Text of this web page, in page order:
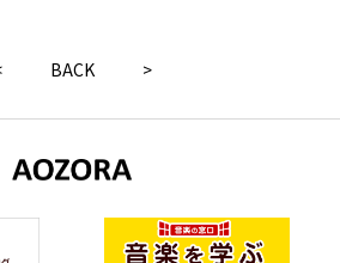
BACK >